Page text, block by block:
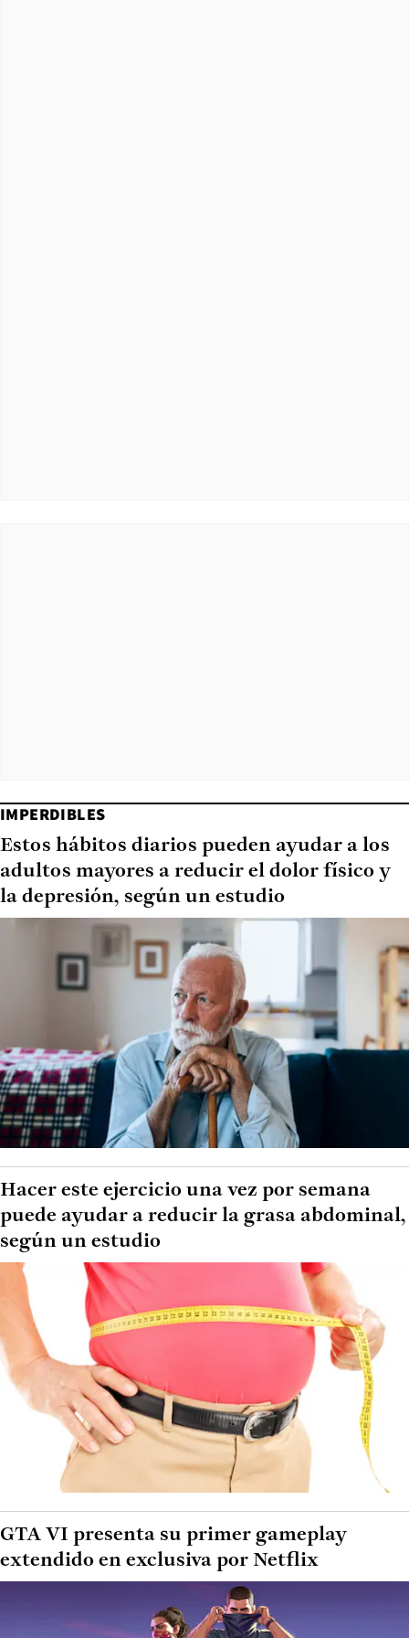
IMPERDIBLES
Estos hábitos diarios pueden ayudar a los
adultos mayores a reducir el dolor físico y
la depresión, según un estudio
Hacer este ejercicio una vez por semana
puede ayudar a reducir la grasa abdominal,
según un estudio
GTA VI presenta su primer gameplay
extendido en exclusiva por Netflix